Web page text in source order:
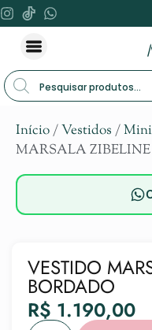
Início/Vestidos /
MARSALA
VESTIDO
BORDADO
R$ 1.190,00